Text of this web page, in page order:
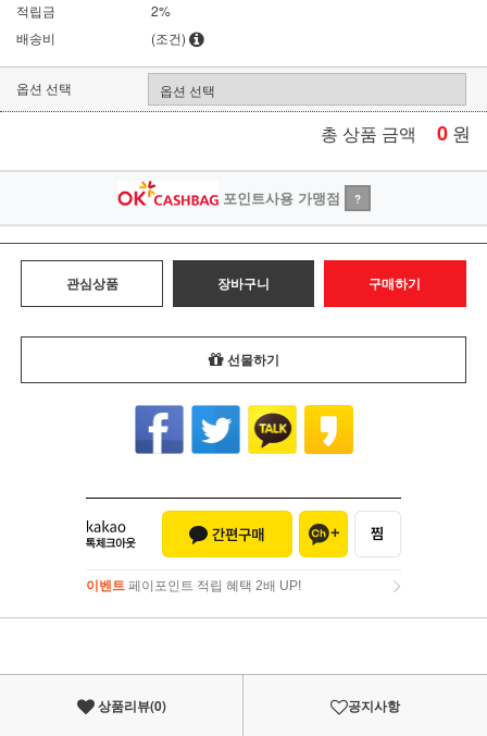
적립금
2%
배송비
(조건)
옵션 선택
총 상품 금액 0 원
포인트사용 가맹점 ?
관심상품 장바구니 구매하기
선물하기
이벤트 페이포인트 적립 혜택 2배 UP!
이벤트페이포인트 적립 혜택 2배 UP!
상품리뷰(0) 공지사항